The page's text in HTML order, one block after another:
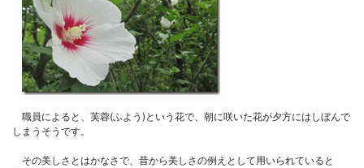
職員によると、芙蓉(ふよう)という花で、朝に咲いた花が夕方にはしぼんで
しまうそうです。
その美しさとはかなさで、昔から美しさの例えとして用いられていると